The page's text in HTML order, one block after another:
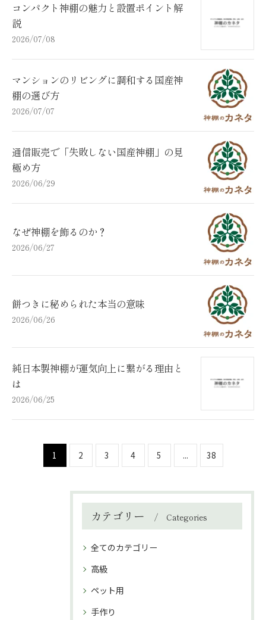
コンパクト神棚の魅力と設置ポイント解
説
2026/07/08
マンションのリビングに調和する国産神
棚の選び方
2026/07/07
通信販売で「失敗しない国産神棚」の見
極め方
2026/06/29
なぜ神棚を飾るのか？
2026/06/27
餅つきに秘められた本当の意味
2026/06/26
純日本製神棚が運気向上に繋がる理由と
は
2026/06/25
1 2 3 4 5 ... 38
カテゴリー Categories
全てのカテゴリー
高級
ペット用
手作り